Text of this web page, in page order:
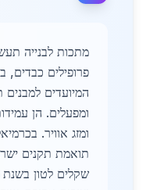
מתכות לבנייה
פרופילים כבדים,
המיועדים למבנים
ומפעלים. הן
ומזג אוויר.